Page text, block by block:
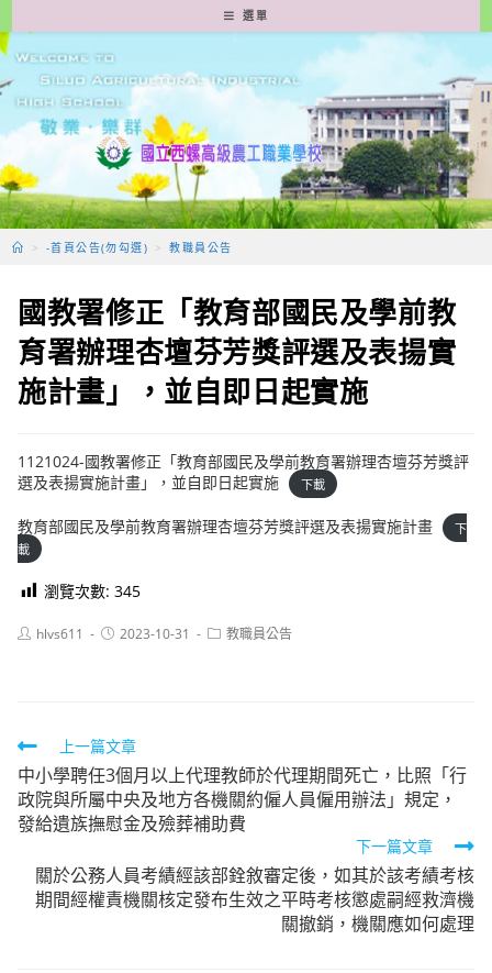
轉
至
要
容
選單
> -首頁公告(勿勾選) > 教職員公告
國教署修正「教育部國民及學前教
育署辦理杏壇芬芳獎評選及表揚實
施計畫」，並自即日起實施
1121024-國教署修正「教育部國民及學前教育署辦理杏壇芬芳獎評
選及表揚實施計畫」，並自即日起實施
下載
教育部國民及學前教育署辦理杏壇芬芳獎評選及表揚實施計畫
下
載
瀏覽次數: 345
Posthlvs611
Post2023-10-31
Post教職員公告
Read
more
articles
上一篇文章
中小學聘任3個月以上代理教師於代理期間死亡，比照「行
政院與所屬中央及地方各機關約僱人員僱用辦法」規定，
發給遺族撫慰金及殮葬補助費
下一篇文章
關於公務人員考績經該部銓敘審定後，如其於該考績考核
期間經權責機關核定發布生效之平時考核懲處嗣經救濟機
關撤銷，機關應如何處理